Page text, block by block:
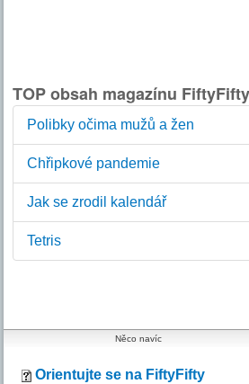
TOP obsah magazínu
Polibky očima mužů a žen
Chřipkové pandemie
Jak se zrodil kalendář
Tetris
Něco navíc
Orientujte se na FiftyFifty